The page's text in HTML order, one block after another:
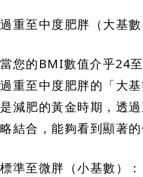
過重至中度肥胖（大基
當您的BMI數值介乎24
過重至中度肥胖的「大
是減肥的黃金時期，透
略結合，能夠看到顯著的
標準至微胖（小基數）